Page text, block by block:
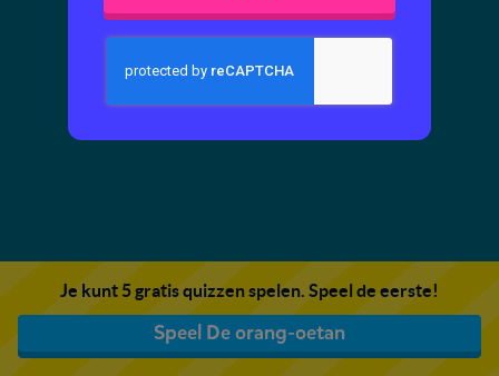
Je kunt 5 gratis quizzen spelen. Speel de eerste!
Speel De orang-oetan